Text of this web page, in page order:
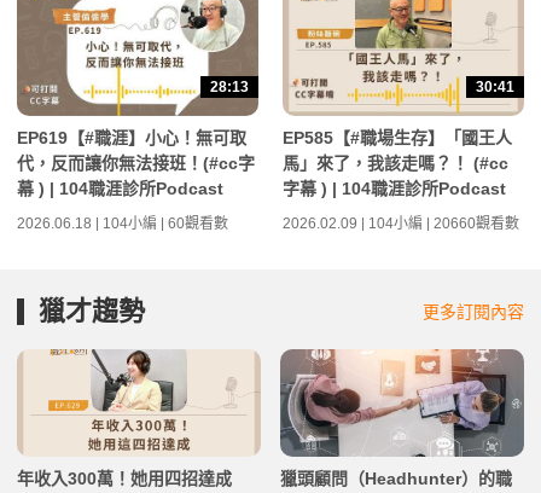
28:13
EP619【#職涯】小心！無可取
代，反而讓你無法接班！(#cc字
幕 ) | 104職涯診所Podcast
2026.06.18 | 104小編 | 60觀看數
30:41
EP585【#職場生存】「國王人
馬」來了，我該走嗎？！ (#cc
字幕 ) | 104職涯診所Podcast
2026.02.09 | 104小編 | 20660觀看數
獵才趨勢 更多訂閱內容
年收入300萬！她用四招達成
獵頭顧問（Headhunter）的職